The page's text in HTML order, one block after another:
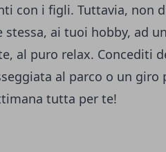
con i figli. Tuttavia, non
stessa, ai tuoi hobby, ad
al puro relax. Concediti
al parco o un giro
tutta per te!